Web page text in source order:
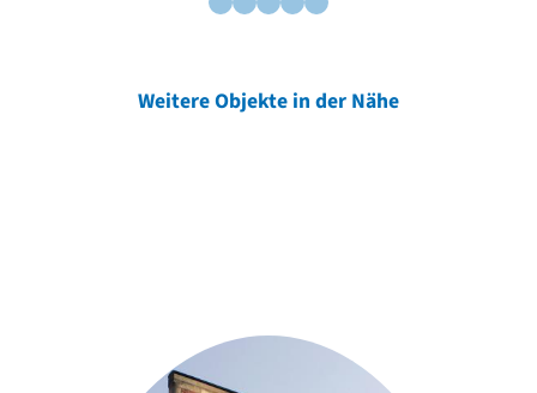
Weitere Objekte in der Nähe